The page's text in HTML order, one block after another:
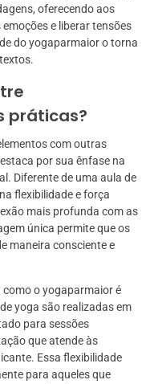
oferecendo aos
e liberar tensões
do yogaparmaior o torna
práticas?
com outras
por sua ênfase na
Diferente de uma aula de
flexibilidade e força
mais profunda com as
única permite que os
maneira consciente e
o yogaparmaior é
yoga são realizadas em
para sessões
que atende às
Essa flexibilidade
para aqueles que